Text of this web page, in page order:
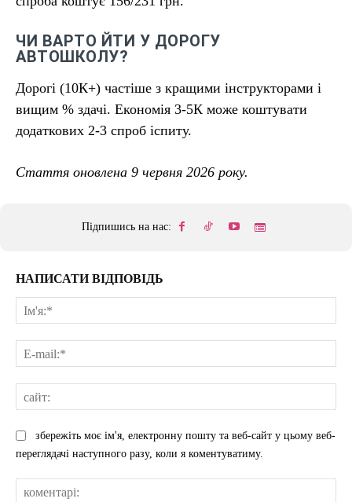
ЧИ ВАРТО ЙТИ У ДОРОГУ
АВТОШКОЛУ?
Дорогі (10К+) частіше з кращими інструкторами і
вищим % здачі. Економія 3-5К може коштувати
додаткових 2-3 спроб іспиту.
Стаття оновлена 9 червня 2026 року.
Підпишись на нас:
НАПИСАТИ ВІДПОВІДЬ
збережіть моє ім'я, електронну пошту та веб-сайт у цьому веб-
переглядачі наступного разу, коли я коментуватиму.